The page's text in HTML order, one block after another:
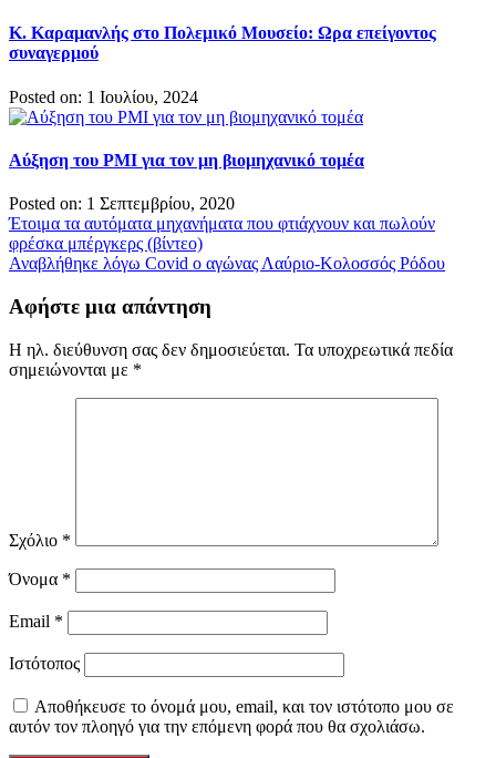
Κ. Καραμανλής στο Πολεμικό Μουσείο: Ωρα επείγοντος
συναγερμού
Posted on: 1 Ιουλίου, 2024
Αύξηση του ΡΜΙ για τον μη βιομηχανικό τομέα
Posted on: 1 Σεπτεμβρίου, 2020
Πλοήγηση
άρθρων
Έτοιμα τα αυτόματα μηχανήματα που φτιάχνουν και πωλούν
φρέσκα μπέργκερς (βίντεο)
Αναβλήθηκε λόγω Covid ο αγώνας Λαύριο-Κολοσσός Ρόδου
Αφήστε μια απάντηση
Η ηλ. διεύθυνση σας δεν δημοσιεύεται. Τα υποχρεωτικά πεδία
σημειώνονται με *
Σχόλιο *
Όνομα *
Email *
Ιστότοπος
Αποθήκευσε το όνομά μου, email, και τον ιστότοπο μου σε
αυτόν τον πλοηγό για την επόμενη φορά που θα σχολιάσω.